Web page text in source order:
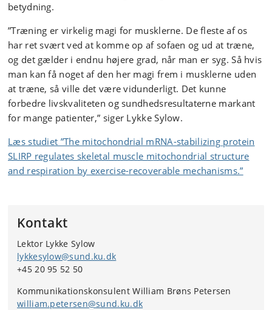
betydning.
”Træning er virkelig magi for musklerne. De fleste af os
har ret svært ved at komme op af sofaen og ud at træne,
og det gælder i endnu højere grad, når man er syg. Så hvis
man kan få noget af den her magi frem i musklerne uden
at træne, så ville det være vidunderligt. Det kunne
forbedre livskvaliteten og sundhedsresultaterne markant
for mange patienter,” siger Lykke Sylow.
Læs studiet ”The mitochondrial mRNA-stabilizing protein
SLIRP regulates skeletal muscle mitochondrial structure
and respiration by exercise-recoverable mechanisms.”
Kontakt
Lektor Lykke Sylow
lykkesylow@sund.ku.dk
+45 20 95 52 50
Kommunikationskonsulent William Brøns Petersen
william.petersen@sund.ku.dk